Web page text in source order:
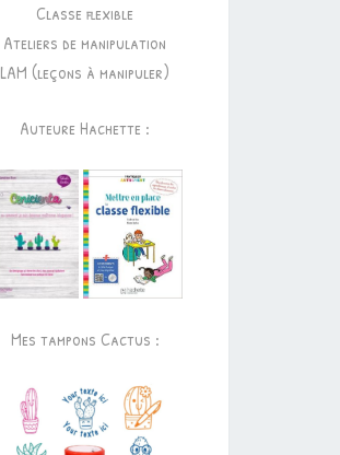
Classe flexible
Ateliers de manipulation
LAM (leçons à manipuler)
Auteure Hachette :
Mes tampons Cactus :